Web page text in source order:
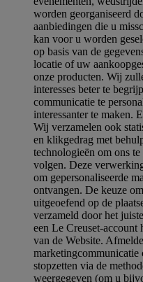
worden georganiseerd
aanbiedingen die u
kan voor u worden
op basis van de
locatie of uw
onze producten. Wij
interesses beter te
communicatie te
interessanter te maken.
Wij verzamelen ook
en klikgedrag met
technologieën om ons
volgen. Deze
om gepersonaliseerde
ontvangen. De keuze
uitgeoefend op de
verzameld door het
een Le Creuset-
van de Website.
marketingcommunicatie
stopzetten via de
weergegeven (om u